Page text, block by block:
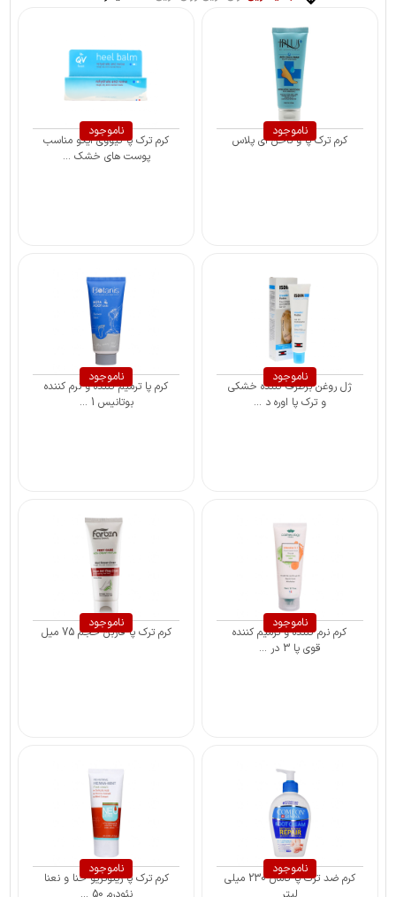
ناموجود
کرم ترک پا و ناخن آی پلاس
ناموجود
کرم ترک پا کیووی ایگو مناسب
پوست های خشک ...
ناموجود
ژل روغن برطرف کننده خشکی
و ترک پا اوره د ...
ناموجود
کرم پا ترمیم کننده و نرم کننده
بوتانیس 1 ...
ناموجود
کرم نرم کننده و ترمیم کننده
قوی پا 3 در ...
ناموجود
کرم ترک پا فاربن حجم 75 میل
ناموجود
کرم ضد ترک پا کامان 230 میلی
ناموجود
کرم ترک پا رینوتریو حنا و نعنا